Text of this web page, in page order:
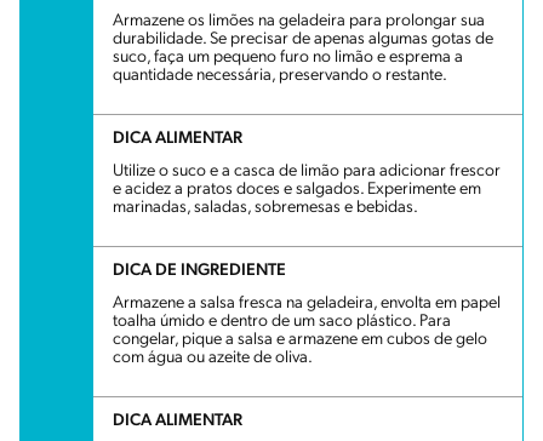
Armazene os limões na geladeira para prolongar sua
durabilidade. Se precisar de apenas algumas gotas de
suco, faça um pequeno furo no limão e esprema a
quantidade necessária, preservando o restante.
DICA ALIMENTAR
Utilize o suco e a casca de limão para adicionar frescor
e acidez a pratos doces e salgados. Experimente em
marinadas, saladas, sobremesas e bebidas.
DICA DE INGREDIENTE
Armazene a salsa fresca na geladeira, envolta em papel
toalha úmido e dentro de um saco plástico. Para
congelar, pique a salsa e armazene em cubos de gelo
com água ou azeite de oliva.
DICA ALIMENTAR